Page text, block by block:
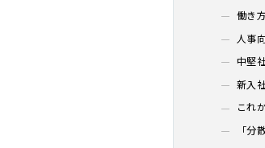
働き
人事
中堅
新入
これ
「分